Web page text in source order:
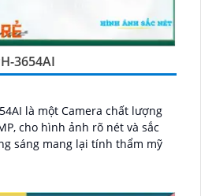
3654AI
là một Camera chất lượng
cho hình ảnh rõ nét và sắc